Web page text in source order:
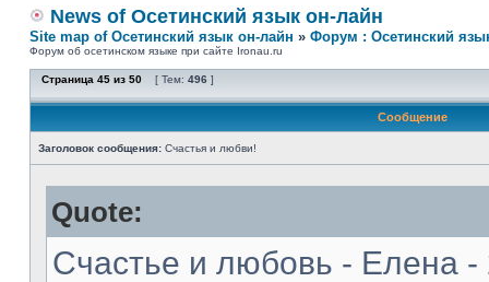
News of Осетинский язык он-лайн
Site map of Осетинский язык он-лайн » Форум : Осетинский
Форум об осетинском языке при сайте Ironau.ru
Страница 45 из 50 [ Тем: 496 ]
Сообщение
Заголовок сообщения: Счастья и любви!
Quote:
Счастье и любовь - Елена -